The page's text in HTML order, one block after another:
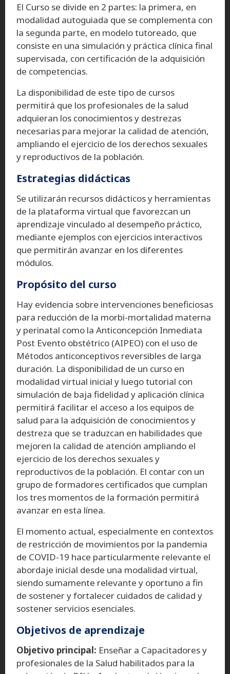
El Curso se divide en 2 partes: la primera, en
modalidad autoguiada que se complementa con
la segunda parte, en modelo tutoreado, que
consiste en una simulación y práctica clínica final
supervisada, con certificación de la adquisición
de competencias.
La disponibilidad de este tipo de cursos
permitirá que los profesionales de la salud
adquieran los conocimientos y destrezas
necesarias para mejorar la calidad de atención,
ampliando el ejercicio de los derechos sexuales
y reproductivos de la población.
Estrategias didácticas
Se utilizarán recursos didácticos y herramientas
de la plataforma virtual que favorezcan un
aprendizaje vinculado al desempeño práctico,
mediante ejemplos con ejercicios interactivos
que permitirán avanzar en los diferentes
módulos.
Propósito del curso
Hay evidencia sobre intervenciones beneficiosas
para reducción de la morbi-mortalidad materna
y perinatal como la Anticoncepción Inmediata
Post Evento obstétrico (AIPEO) con el uso de
Métodos anticonceptivos reversibles de larga
duración. La disponibilidad de un curso en
modalidad virtual inicial y luego tutorial con
simulación de baja fidelidad y aplicación clínica
permitirá facilitar el acceso a los equipos de
salud para la adquisición de conocimientos y
destreza que se traduzcan en habilidades que
mejoren la calidad de atención ampliando el
ejercicio de los derechos sexuales y
reproductivos de la población. El contar con un
grupo de formadores certificados que cumplan
los tres momentos de la formación permitirá
avanzar en esta línea.
El momento actual, especialmente en contextos
de restricción de movimientos por la pandemia
de COVID-19 hace particularmente relevante el
abordaje inicial desde una modalidad virtual,
siendo sumamente relevante y oportuno a fin
de sostener y fortalecer cuidados de calidad y
sostener servicios esenciales.
Objetivos de aprendizaje
Objetivo principal: Enseñar a Capacitadores y
profesionales de la Salud habilitados para la